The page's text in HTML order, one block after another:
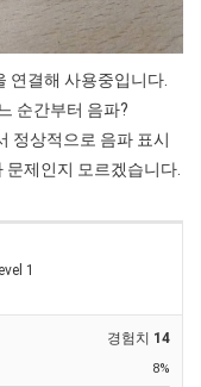
연결해 사용중입니다.
순간부터 음파?
정상적으로 음파 표시
제인지 모르겠습니다.
1
경험치 14
8%